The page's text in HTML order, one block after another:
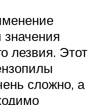
лезвия. Этот
сложно, а